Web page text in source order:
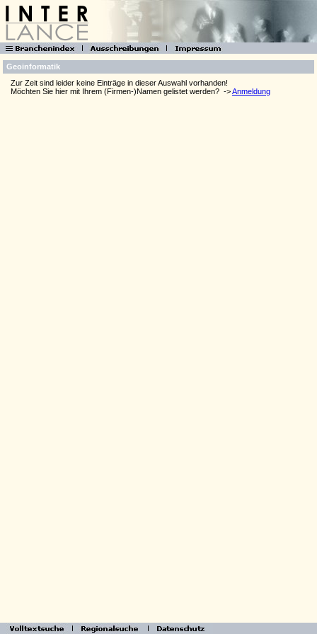
Geoinformatik
Zur Zeit sind leider keine Einträge in dieser Auswahl vorhanden!
Möchten Sie hier mit Ihrem (Firmen-)Namen gelistet werden? ->Anmeldung